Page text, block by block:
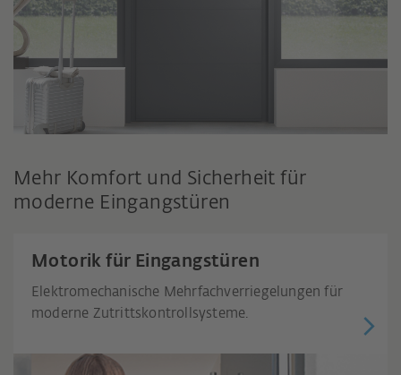
Mehr Komfort und Sicherheit für
moderne Eingangstüren
Motorik für Eingangstüren
Elektromechanische Mehrfachverriegelungen für
moderne Zutrittskontrollsysteme.